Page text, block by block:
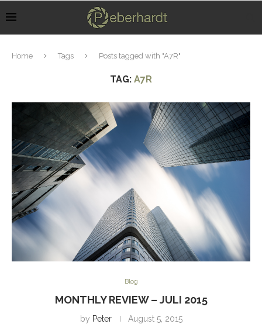
Home Tags Posts tagged with "A7R"
TAG: A7R
Blog
MONTHLY REVIEW – JULI 2015
by Peter August 5, 2015